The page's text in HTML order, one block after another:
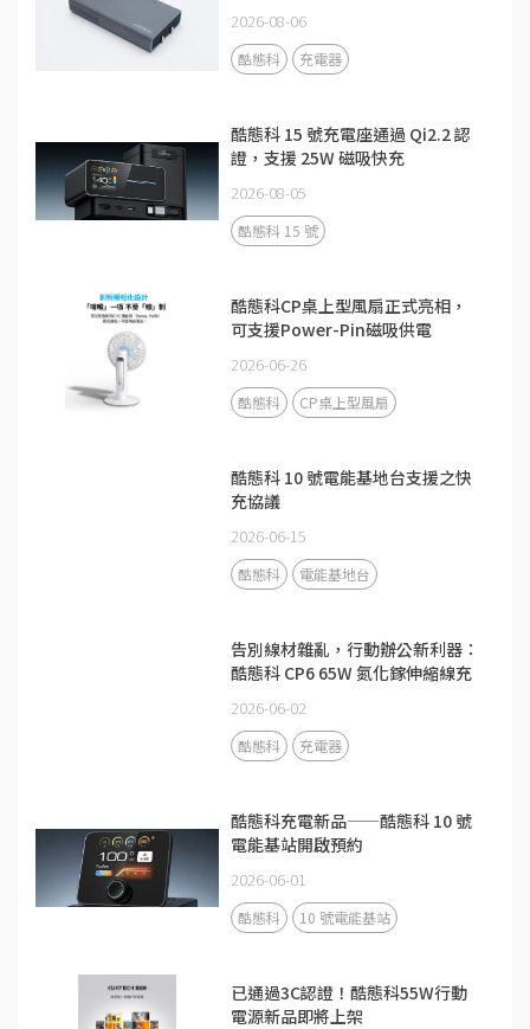
2026-08-06
酷態科 充電器
酷態科 15 號充電座通過 Qi2.2 認
證，支援 25W 磁吸快充
2026-08-05
酷態科 15 號
酷態科CP桌上型風扇正式亮相，
可支援Power-Pin磁吸供電
2026-06-26
酷態科 CP桌上型風扇
酷態科 10 號電能基地台支援之快
充協議
2026-06-15
酷態科 電能基地台
告別線材雜亂，行動辦公新利器：
酷態科 CP6 65W 氮化鎵伸縮線充
2026-06-02
酷態科 充電器
酷態科充電新品——酷態科 10 號
電能基站開啟預約
2026-06-01
酷態科 10 號電能基站
已通過3C認證！酷態科55W行動
電源新品即將上架